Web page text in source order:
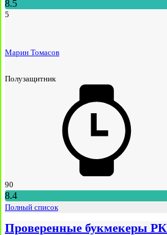
8.5
5
Марин Томасов
Полузащитник
90
8.4
Полный список
Проверенные букмекеры РК